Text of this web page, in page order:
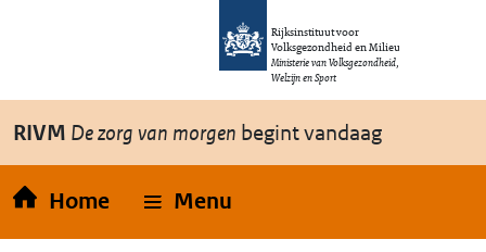
Overslaan en naar de inhoud gaan
Rijksinstituut voor
Volksgezondheid en Milieu
Ministerie van Volksgezondheid,
Welzijn en Sport
RIVM De zorg van morgen begint vandaag
Home Menu